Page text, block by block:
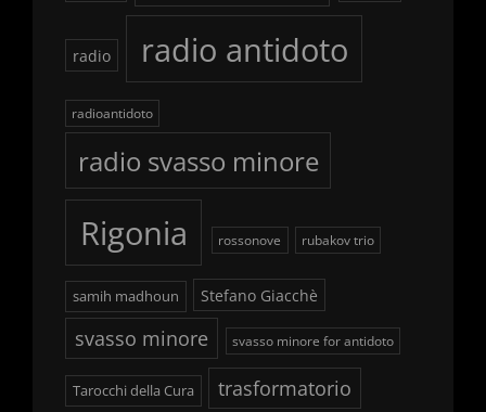
radio radio antidoto
radioantidoto
radio svasso minore
Rigonia rossonove rubakov trio
samih madhoun Stefano Giacchè
svasso minore svasso minore for antidoto
Tarocchi della Cura trasformatorio